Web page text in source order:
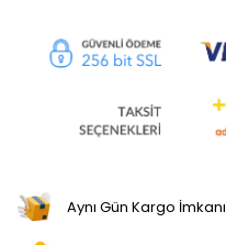
Aynı Gün Kargo İmkanı